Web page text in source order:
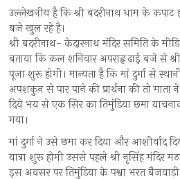
उल्लेखनीय है कि श्री बदरीनाथ धाम के कपाट
बजे खुल रहे है।
श्री बदरीनाथ- केदारनाथ मंदिर समिति के
बताया कि कल शनिवार अपराह्न ढ़ाई बजे से
पूजा शुरू होगी। मान्यता है कि मां दुर्गा से
अपशकुन से पार पाने की प्रार्थना की तो
दिये भय से एक सिर का तिमुंडिया छमा
गया।
मां दुर्गा ने उसे छमा कर दिया और आशीर्वाद
यात्रा शुरू होगी उससे पहले श्री नृसिंह मंदिर
इस अवसर पर तिमुंडिया के पश्वा भरत